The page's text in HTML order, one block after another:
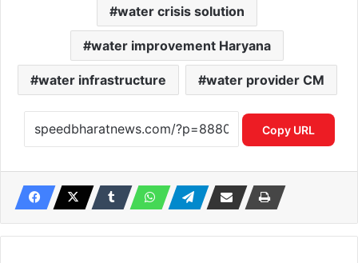
water crisis solution
water improvement Haryana
water infrastructure water provider CM
Copy URL